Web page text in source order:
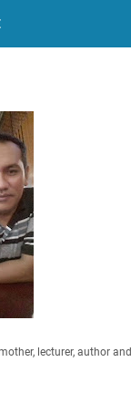
lecturer, author and